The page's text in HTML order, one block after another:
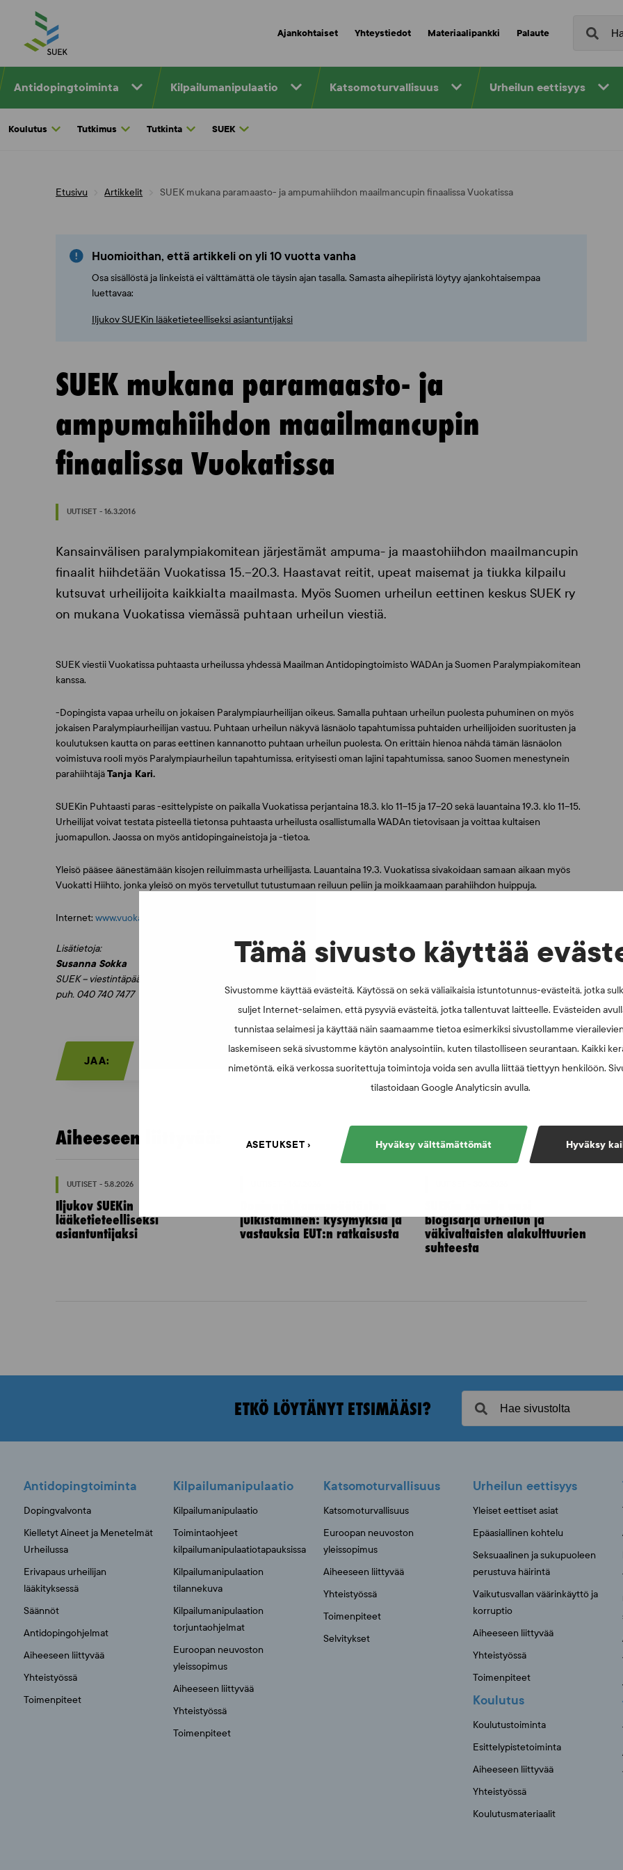
Tämä sivusto käyttää
Sivustomme käyttää evästeitä. Käytössä on sekä väliaikaisia istuntotunnus-evästeitä, jotka
suljet Internet-selaimen, että pysyviä evästeitä, jotka tallentuvat laitteelle. Evästeiden
tunnistaa selaimesi ja käyttää näin saamaamme tietoa esimerkiksi sivustollamme
laskemiseen sekä sivustomme käytön analysointiin, kuten tilastolliseen seurantaan. Kaikki
nimetöntä, eikä verkossa suoritettuja toimintoja voida sen avulla liittää tiettyyn henkilöön.
tilastoidaan Google Analyticsin avulla.
Hyväksy
Hyväksy välttämättömät
ASETUKSET
content
Ajankohtaiset Yhteystiedot Materiaalipankki Palaute
Antidopingtoiminta Kilpailumanipulaatio Katsomoturvallisuus Urheilun eettisyys
Koulutus Tutkimus Tutkinta SUEK
Etusivu Artikkelit SUEK mukana paramaasto- ja ampumahiihdon maailmancupin finaalissa Vuokatissa
Huomioithan, että artikkeli on yli 10 vuotta vanha
Osa sisällöstä ja linkeistä ei välttämättä ole täysin ajan tasalla. Samasta aihepiiristä löytyy ajankohtaisempaa
luettavaa:
Iljukov SUEKin lääketieteelliseksi asiantuntijaksi
SUEK mukana paramaasto- ja
ampumahiihdon maailmancupin
finaalissa Vuokatissa
UUTISET - 16.3.2016
Kansainvälisen paralympiakomitean järjestämät ampuma- ja maastohiihdon maailmancupin
finaalit hiihdetään Vuokatissa 15.–20.3. Haastavat reitit, upeat maisemat ja tiukka kilpailu
kutsuvat urheilijoita kaikkialta maailmasta. Myös Suomen urheilun eettinen keskus SUEK ry
on mukana Vuokatissa viemässä puhtaan urheilun viestiä.
SUEK viestii Vuokatissa puhtaasta urheilussa yhdessä Maailman Antidopingtoimisto WADAn ja Suomen Paralympiakomitean
kanssa.
-Dopingista vapaa urheilu on jokaisen Paralympiaurheilijan oikeus. Samalla puhtaan urheilun puolesta puhuminen on myös
jokaisen Paralympiaurheilijan vastuu. Puhtaan urheilun näkyvä läsnäolo tapahtumissa puhtaiden urheilijoiden suoritusten ja
koulutuksen kautta on paras eettinen kannanotto puhtaan urheilun puolesta. On erittäin hienoa nähdä tämän läsnäolon
voimistuva rooli myös Paralympiaurheilun tapahtumissa, erityisesti oman lajini tapahtumissa, sanoo Suomen menestynein
parahiihtäjäTanja Kari.
SUEKin Puhtaasti paras -esittelypiste on paikalla Vuokatissa perjantaina 18.3. klo 11–15 ja 17–20 sekä lauantaina 19.3. klo 11–15.
Urheilijat voivat testata pisteellä tietonsa puhtaasta urheilusta osallistumalla WADAn tietovisaan ja voittaa kultaisen
juomapullon. Jaossa on myös antidopingaineistoja ja -tietoa.
Yleisö pääsee äänestämään kisojen reiluimmasta urheilijasta. Lauantaina 19.3. Vuokatissa sivakoidaan samaan aikaan myös
Vuokatti Hiihto, jonka yleisö on myös tervetullut tutustumaan reiluun peliin ja moikkaamaan parahiihdon huippuja.
Internet: www.vuokattievents.fi/IPC
Lisätietoja:
Susanna Sokka
SUEK – viestintäpäällikkö
puh. 040 740 7477
JAA:
Aiheeseen liittyvää:
UUTISET - 5.8.2026
Iljukov SUEKin
lääketieteelliseksi
asiantuntijaksi
julkistaminen: kysymyksiä ja
vastauksia EUT:n ratkaisusta
blogisarja urheilun ja
väkivaltaisten alakulttuurien
suhteesta
ETKÖ LÖYTÄNYT ETSIMÄÄSI?
Antidopingtoiminta
Dopingvalvonta
Kielletyt Aineet ja Menetelmät
Urheilussa
Erivapaus urheilijan
lääkityksessä
Säännöt
Antidopingohjelmat
Aiheeseen liittyvää
Yhteistyössä
Toimenpiteet
Kilpailumanipulaatio
Kilpailumanipulaatio
Toimintaohjeet
kilpailumanipulaatiotapauksissa
Kilpailumanipulaation
tilannekuva
Kilpailumanipulaation
torjuntaohjelmat
Euroopan neuvoston
yleissopimus
Aiheeseen liittyvää
Yhteistyössä
Toimenpiteet
Katsomoturvallisuus
Katsomoturvallisuus
Euroopan neuvoston
yleissopimus
Aiheeseen liittyvää
Yhteistyössä
Toimenpiteet
Selvitykset
Urheilun eettisyys
Yleiset eettiset asiat
Epäasiallinen kohtelu
Seksuaalinen ja sukupuoleen
perustuva häirintä
Vaikutusvallan väärinkäyttö ja
korruptio
Aiheeseen liittyvää
Yhteistyössä
Toimenpiteet
Koulutus
Koulutustoiminta
Esittelypistetoiminta
Aiheeseen liittyvää
Yhteistyössä
Koulutusmateriaalit